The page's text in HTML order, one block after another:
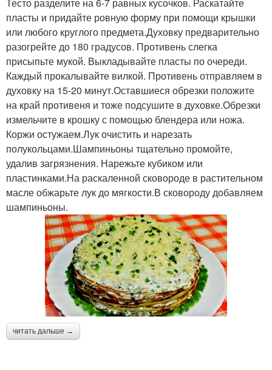
Тесто разделите на 6-7 равных кусочков. Раскатайте
пласты и придайте ровную форму при помощи крышки
или любого круглого предмета.Духовку предварительно
разогрейте до 180 градусов. Противень слегка
присыпьте мукой. Выкладывайте пласты по очереди.
Каждый прокалывайте вилкой. Противень отправляем в
духовку на 15-20 минут.Оставшиеся обрезки положите
на край противеня и тоже подсушите в духовке.Обрезки
измельчите в крошку с помощью блендера или ножа.
Коржи остужаем.Лук очистить и нарезать
полукольцами.Шампиньоны тщательно промойте,
удалив загрязнения. Нарежьте кубиком или
пластинками.На раскаленной сковороде в растительном
масле обжарьте лук до мягкости.В сковороду добавляем
шампиньоны.
читать дальше →